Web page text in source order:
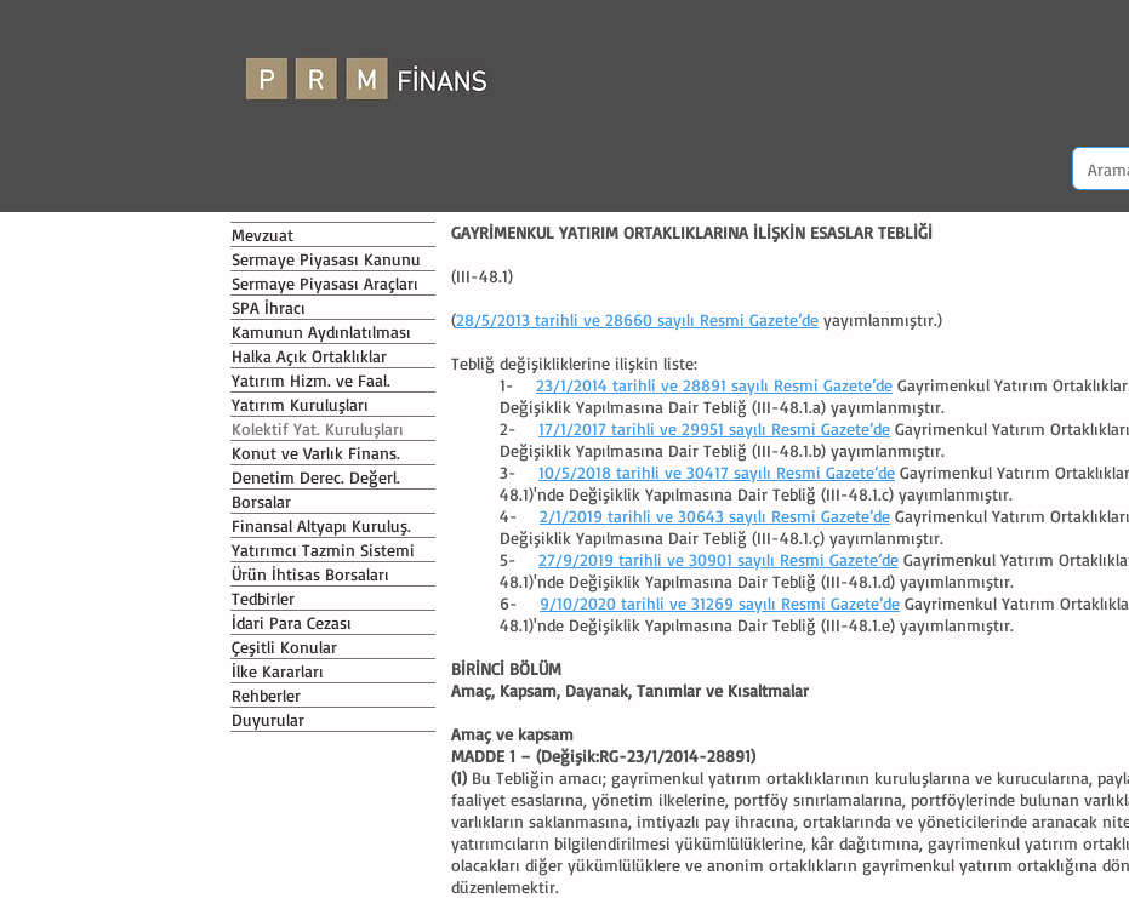
GAYRİMENKUL YATIRIM ORTAKLIKLARINA İLİŞKİN ESASLAR TEBLİĞİ
(III-48.1)
(28/5/2013 tarihli ve 28660 sayılı Resmi Gazete’de yayımlanmıştır.)
Tebliğ değişikliklerine ilişkin liste:
1- 23/1/2014 tarihli ve 28891 sayılı Resmi Gazete’de Gayrimenkul Yatırım
Değişiklik Yapılmasına Dair Tebliğ (III-48.1.a) yayımlanmıştır.
2- 17/1/2017 tarihli ve 29951 sayılı Resmi Gazete’de Gayrimenkul Yatırım
Değişiklik Yapılmasına Dair Tebliğ (III-48.1.b) yayımlanmıştır.
3- 10/5/2018 tarihli ve 30417 sayılı Resmi Gazete’de Gayrimenkul Yatırım
48.1)'nde Değişiklik Yapılmasına Dair Tebliğ (III-48.1.c) yayımlanmıştır.
4- 2/1/2019 tarihli ve 30643 sayılı Resmi Gazete’de Gayrimenkul Yatırım
Değişiklik Yapılmasına Dair Tebliğ (III-48.1.ç) yayımlanmıştır.
5- 27/9/2019 tarihli ve 30901 sayılı Resmi Gazete’de Gayrimenkul Yatırım
48.1)'nde Değişiklik Yapılmasına Dair Tebliğ (III-48.1.d) yayımlanmıştır.
6- 9/10/2020 tarihli ve 31269 sayılı Resmi Gazete’de Gayrimenkul Yatırım
48.1)'nde Değişiklik Yapılmasına Dair Tebliğ (III-48.1.e) yayımlanmıştır.
BİRİNCİ BÖLÜM
Amaç, Kapsam, Dayanak, Tanımlar ve Kısaltmalar
Amaç ve kapsam
MADDE 1 – (Değişik:RG-23/1/2014-28891)
(1) Bu Tebliğin amacı; gayrimenkul yatırım ortaklıklarının kuruluşlarına ve kurucularına,
faaliyet esaslarına, yönetim ilkelerine, portföy sınırlamalarına, portföylerinde bulunan
varlıkların saklanmasına, imtiyazlı pay ihracına, ortaklarında ve yöneticilerinde aranacak
yatırımcıların bilgilendirilmesi yükümlülüklerine, kâr dağıtımına, gayrimenkul yatırım
olacakları diğer yükümlülüklere ve anonim ortaklıkların gayrimenkul yatırım ortaklığına
düzenlemektir.
Mevzuat
Sermaye Piyasası Kanunu
Sermaye Piyasası Araçları
SPA İhracı
Kamunun Aydınlatılması
Halka Açık Ortaklıklar
Yatırım Hizm. ve Faal.
Yatırım Kuruluşları
Kolektif Yat. Kuruluşları
Konut ve Varlık Finans.
Denetim Derec. Değerl.
Borsalar
Finansal Altyapı Kuruluş.
Yatırımcı Tazmin Sistemi
Ürün İhtisas Borsaları
Tedbirler
İdari Para Cezası
Çeşitli Konular
İlke Kararları
Rehberler
Duyurular